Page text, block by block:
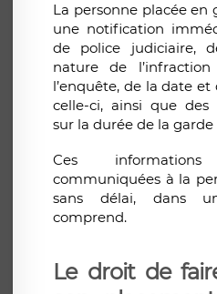
La personne placée en
une notification
de police judiciaire,
nature de
l’enquête, de la date
celle-ci, ainsi que des
sur la durée de la garde
Ces
communiquées à la
sans délai, dans
comprend.
Le droit de